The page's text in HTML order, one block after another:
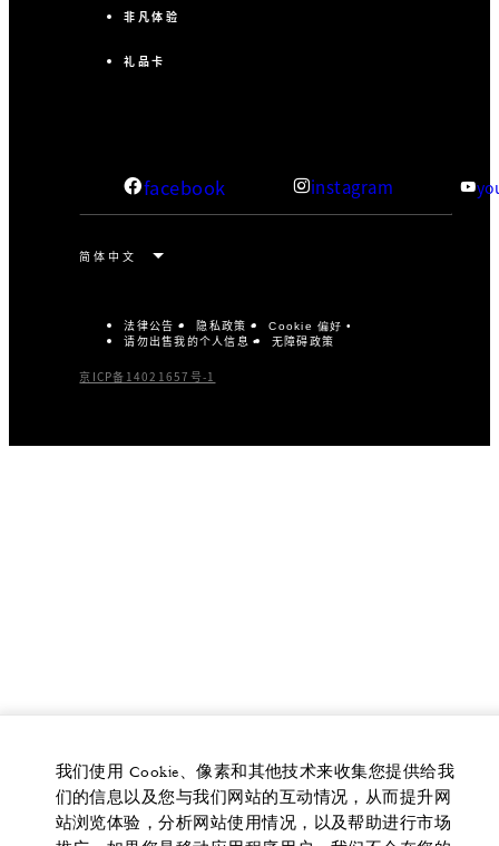
非凡体验
礼品卡
facebook instagram
法律公告 隐私政策 Cookie 偏好
请勿出售我的个人信息 无障碍政策
京ICP备14021657号-1
我们使用 Cookie、像素和其他技术来收集您提供给我
们的信息以及您与我们网站的互动情况，从而提升网
站浏览体验，分析网站使用情况，以及帮助进行市场